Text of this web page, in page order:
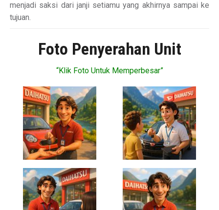
menjadi saksi dari janji setiamu yang akhirnya sampai ke
tujuan.
Foto Penyerahan Unit
“Klik Foto Untuk Memperbesar”